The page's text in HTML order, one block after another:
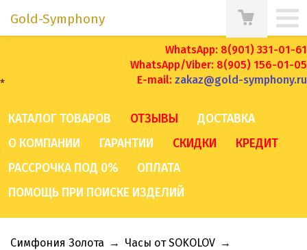
WhatsApp: 8(901) 331-01-61
WhatsApp/Viber: 8(905) 156-01-05
E-mail: zakaz@gold-symphony.ru
*
Gold-Symphony
КАТАЛОГ ТОВАРОВ ОТЗЫВЫ
ДОСТАВКА
О КОМПАНИИ
ГАРАНТИИ СКИДКИ
КРЕДИТ
РАССРОЧКА ПОД 0%
ОПЛАТА
ПОМОЩЬ ПРИ ПОИСКЕ ИЗДЕЛИЙ
Симфония Золота → Часы от SOKOLOV →